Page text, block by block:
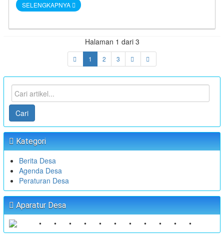
SELENGKAPNYA
Halaman 1 dari 3
1 2 3
Cari
Kategori
Berita Desa
Agenda Desa
Peraturan Desa
Aparatur Desa
• • • • • • • • • • •